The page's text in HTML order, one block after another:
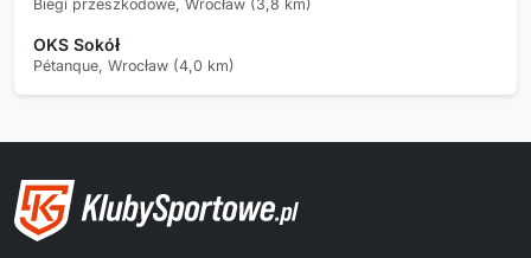
Biegi przeszkodowe, Wrocław (3,8 km)
OKS Sokół
Pétanque, Wrocław (4,0 km)